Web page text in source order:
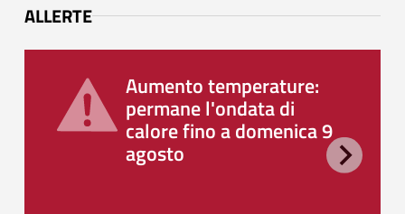
ALLERTE
Aumento temperature:
permane l'ondata di
calore fino a domenica 9
agosto